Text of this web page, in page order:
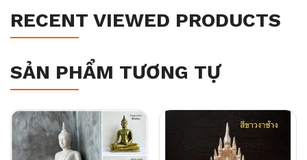
RECENT VIEWED PRODUCTS
SẢN PHẨM TƯƠNG TỰ